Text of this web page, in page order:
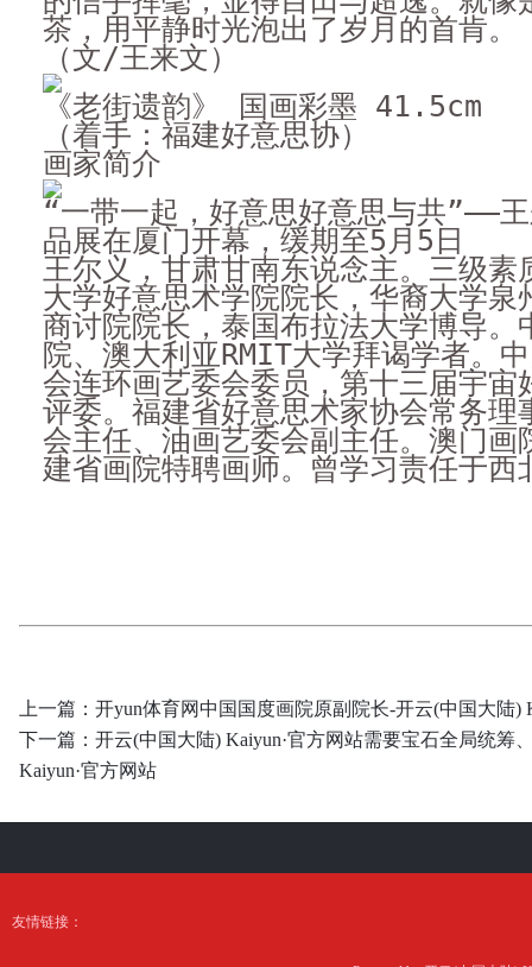
茶，用平静时光泡出了岁月的首肯。
（文/王来文）
《老街遗韵》 国画彩墨 41.5cm
（着手：福建好意思协）
画家简介
“一带一起，好意思好意思与共”——
品展在厦门开幕，缓期至5月5日
王尔义，甘肃甘南东说念主。三级素
大学好意思术学院院长，华裔大学泉
商讨院院长，泰国布拉法大学博导。
院、澳大利亚RMIT大学拜谒学者。
会连环画艺委会委员，第十三届宇宙
评委。福建省好意思术家协会常务理
会主任、油画艺委会副主任。澳门画
建省画院特聘画师。曾学习责任于西
上一篇： 开yun体育网中国国度画院原副院长-开云(中国大陆)
下一篇： 开云(中国大陆) Kaiyun·官方网站需要宝石全局统筹
Kaiyun·官方网站
友情链接：